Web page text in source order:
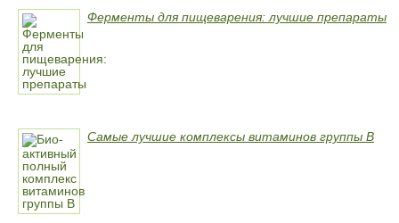
Ферменты для пищеварения: лучшие препараты
Самые лучшие комплексы витаминов группы B